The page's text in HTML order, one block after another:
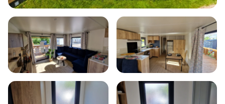
4 1 48m2